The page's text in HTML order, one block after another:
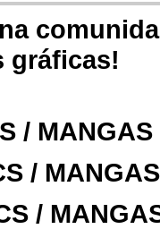
gráficas!
/
/
/